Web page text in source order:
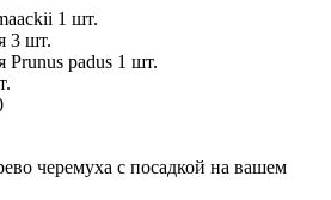
1 шт.
3 шт.
Prunus padus 1 шт.
черемуха с посадкой на вашем